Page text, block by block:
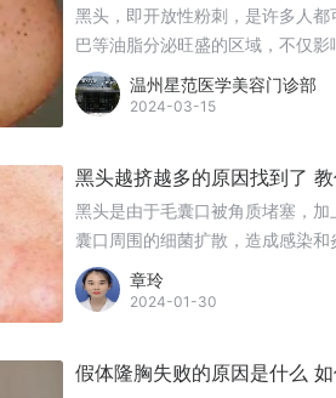
黑头，即开放性粉刺，是许多人
巴等油脂分泌旺盛的区域，不仅
何形成的？我们又该如何去除黑头
温州星范医学美容门诊部
2024-03-15
黑头越挤越多的原因找到了
黑头是由于毛囊口被角质堵塞，
囊口周围的细菌扩散，造成感染
囊口，导致新的黑头产生。
章玲
2024-01-30
假体隆胸失败的原因是什么